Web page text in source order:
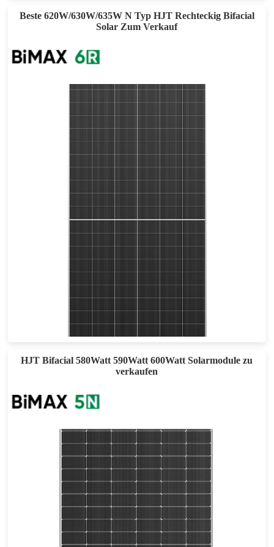
Beste 620W/630W/635W N Typ HJT Rechteckig Bifacial
Solar Zum Verkauf
Maximale Leistung: 23.51%
30 Jahre Leistungsgarantie
HJT Bifacial 580Watt 590Watt 600Watt Solarmodule zu
verkaufen